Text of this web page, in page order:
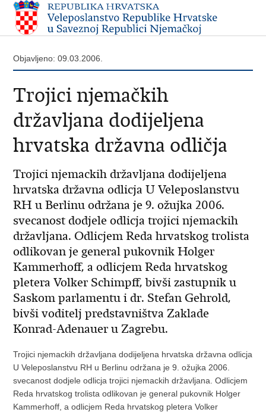
Objavljeno: 09.03.2006.
Trojici njemačkih
državljana dodijeljena
hrvatska državna odličja
Trojici njemackih državljana dodijeljena
hrvatska državna odlicja U Veleposlanstvu
RH u Berlinu održana je 9. ožujka 2006.
svecanost dodjele odlicja trojici njemackih
državljana. Odlicjem Reda hrvatskog trolista
odlikovan je general pukovnik Holger
Kammerhoff, a odlicjem Reda hrvatskog
pletera Volker Schimpff, bivši zastupnik u
Saskom parlamentu i dr. Stefan Gehrold,
bivši voditelj predstavništva Zaklade
Konrad-Adenauer u Zagrebu.
Trojici njemackih državljana dodijeljena hrvatska državna odlicja
U Veleposlanstvu RH u Berlinu održana je 9. ožujka 2006.
svecanost dodjele odlicja trojici njemackih državljana. Odlicjem
Reda hrvatskog trolista odlikovan je general pukovnik Holger
Kammerhoff, a odlicjem Reda hrvatskog pletera Volker